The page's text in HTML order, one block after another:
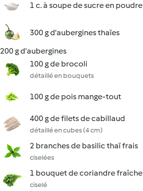
1 c. à soupe de sucre en poudre
300 g d'aubergines thaïes
200 g d'aubergines
100 g de brocoli
détaillé en bouquets
100 g de pois mange-tout
400 g de filets de cabillaud
détaillé en cubes (4 cm)
2 branches de basilic thaï frais
ciselées
1 bouquet de coriandre fraîche
ciselé